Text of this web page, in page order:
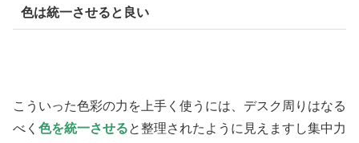
色は統一させると良い
こういった色彩の力を上手く使うには、デスク周りはなる
べく 色を統一させると整理されたように見えますし集中力